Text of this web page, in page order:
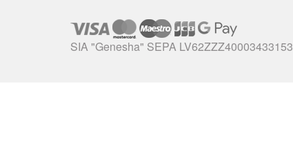
SIA "Genesha" SEPA LV62ZZZ40003433153